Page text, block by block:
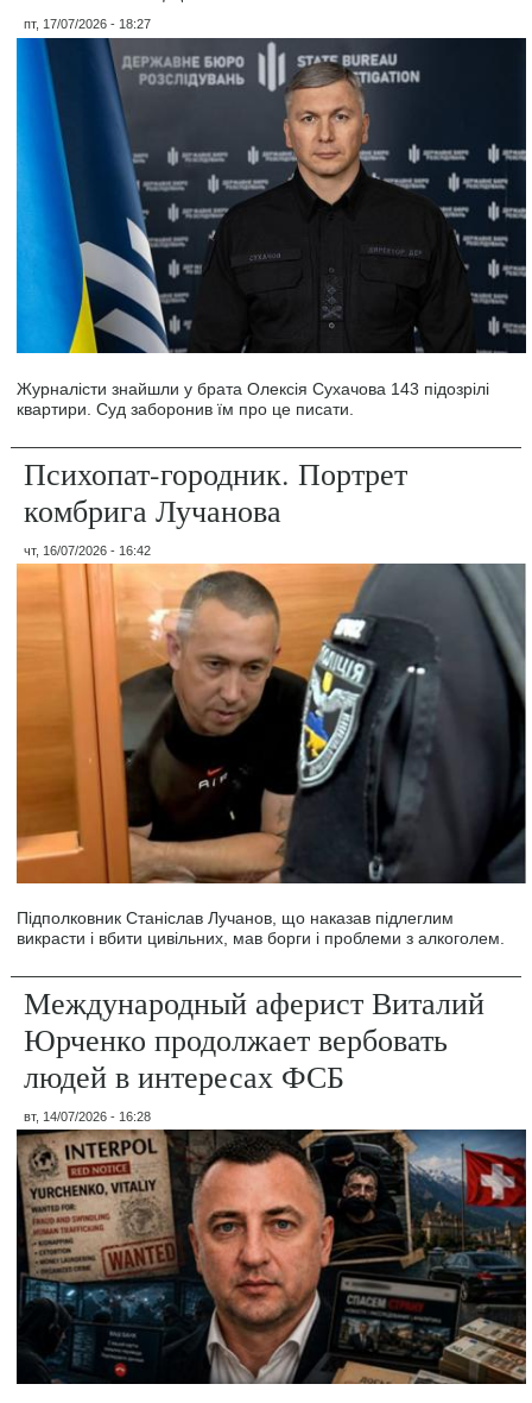
пт, 17/07/2026 - 18:27
Журналісти знайшли у брата Олексія Сухачова 143 підозрілі
квартири. Суд заборонив їм про це писати.
Психопат-городник. Портрет
комбрига Лучанова
чт, 16/07/2026 - 16:42
Підполковник Станіслав Лучанов, що наказав підлеглим
викрасти і вбити цивільних, мав борги і проблеми з алкоголем.
Международный аферист Виталий
Юрченко продолжает вербовать
людей в интересах ФСБ
вт, 14/07/2026 - 16:28